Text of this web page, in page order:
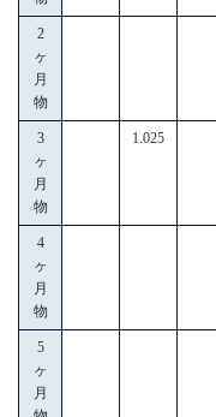
2
ヶ
月
物
3
ヶ
月
物
1.025
4
ヶ
月
物
5
ヶ
月